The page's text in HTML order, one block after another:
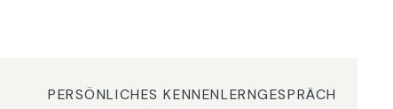
PERSÖNLICHES KENNENLERNGESPRÄCH